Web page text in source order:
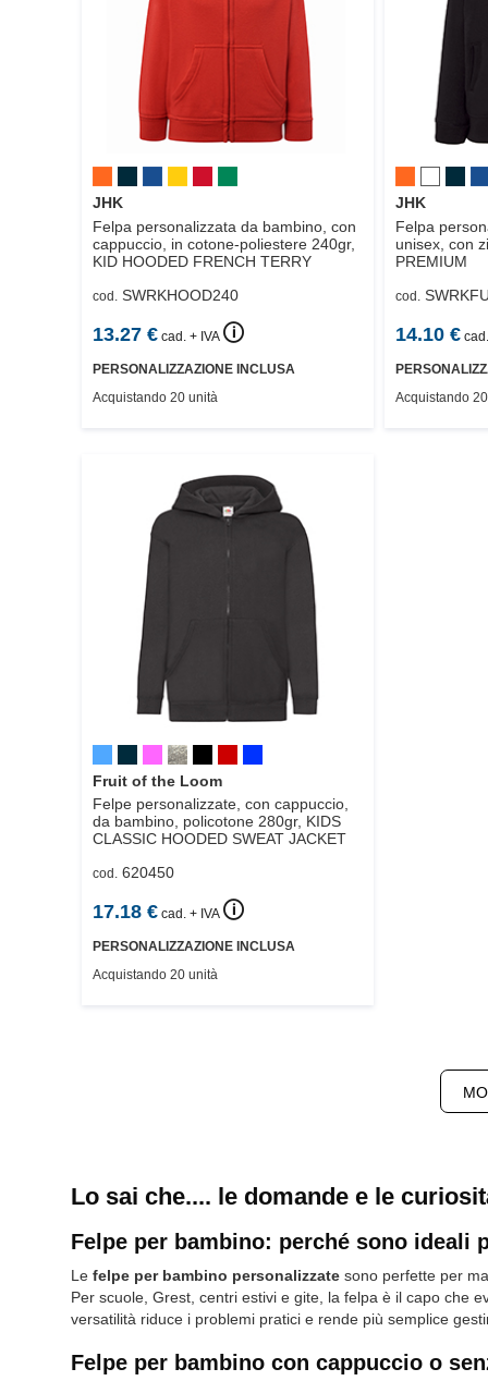
JHK
Felpa personalizzata da bambino, con
cappuccio, in cotone-poliestere 240gr,
KID HOODED FRENCH TERRY
cod. SWRKHOOD240
13.27 € cad. + IVA 🛈
PERSONALIZZAZIONE INCLUSA
Acquistando 20 unità
JHK
Felpa
unisex, con
PREMIUM
cod.
14.10€
Acquistando
Fruit of the Loom
Felpe personalizzate, con cappuccio,
da bambino, policotone 280gr, KIDS
CLASSIC HOODED SWEAT JACKET
cod. 620450
17.18 € cad. + IVA 🛈
PERSONALIZZAZIONE INCLUSA
Acquistando 20 unità
Lo sai che.... le domande e le
Felpe per bambino: perché sono
Le felpe per bambino personalizzate sono perfette per
Per scuole, Grest, centri estivi e gite, la felpa è il capo che
versatilità riduce i problemi pratici e rende più semplice
Felpe per bambino con cappuccio o